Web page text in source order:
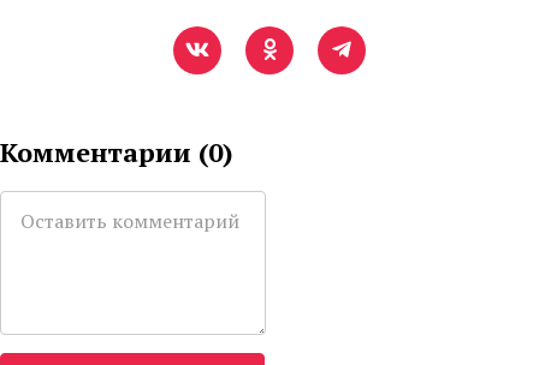
Комментарии (0)